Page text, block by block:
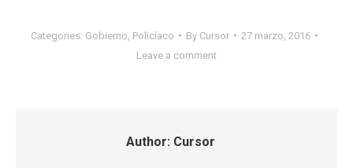
Categories: Gobierno Policíaco By Cursor
27 marzo, 2016
Leave a comment
Author: Cursor